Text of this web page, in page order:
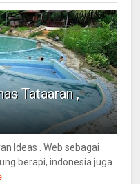
Tataaran ,
Ideas . Web sebagai
berapi, indonesia juga